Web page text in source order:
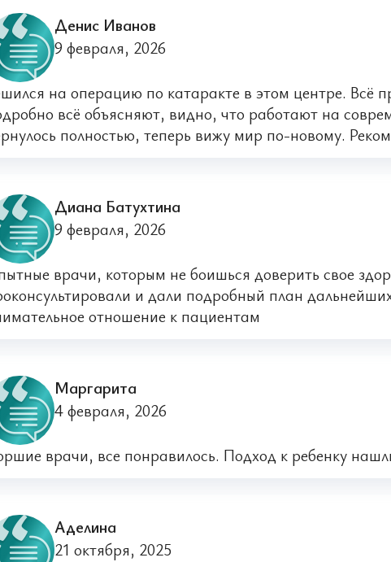
Денис Иванов
9 февраля, 2026
на операцию по катаракте в этом центре. Всё
всё объясняют, видно, что работают на
полностью, теперь вижу мир по-новому.
Диана Батухтина
9 февраля, 2026
врачи, которым не боишься доверить свое
и дали подробный план
отношение к пациентам
​Маргарита
4 февраля, 2026
врачи, все понравилось. Подход к ребенку
​Аделина
21 октября, 2025